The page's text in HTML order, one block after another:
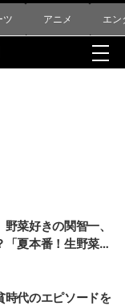
ツ アニメ エン
菜好きの関智一、
夏本番！生野菜を
時代のエピソードを